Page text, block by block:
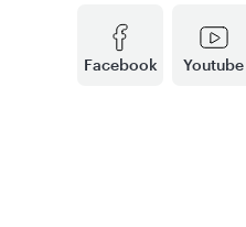
Facebook Youtube